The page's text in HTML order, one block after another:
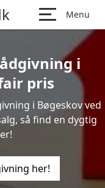
Menu
i
pris
i Bøgeskov ved
så find en dygtig
her!